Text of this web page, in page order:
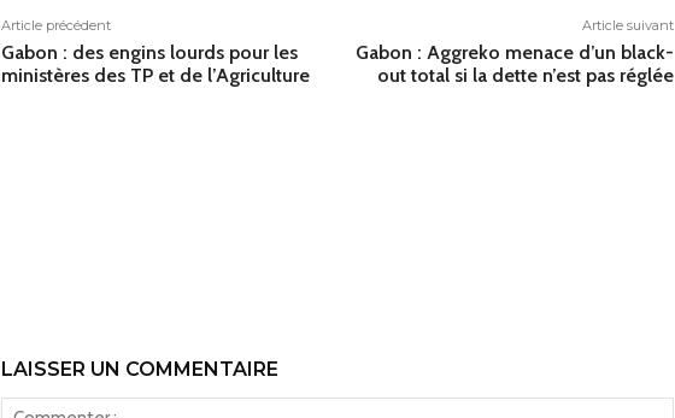
Article précédent
Gabon : des engins lourds pour les
ministères des TP et de l’Agriculture
Article suivant
Gabon : Aggreko menace d’un black-
out total si la dette n’est pas réglée
LAISSER UN COMMENTAIRE